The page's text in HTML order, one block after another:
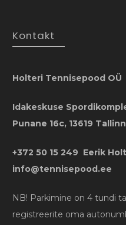
Kontakt
Holteri Tennisepood OÜ
Idakeskuse
Punane 16c, 13619 Tallinn
+372 50 15 249 Eerik
info@tennisepood.ee
NB! Parkimine on 4 tundi
registreerite oma